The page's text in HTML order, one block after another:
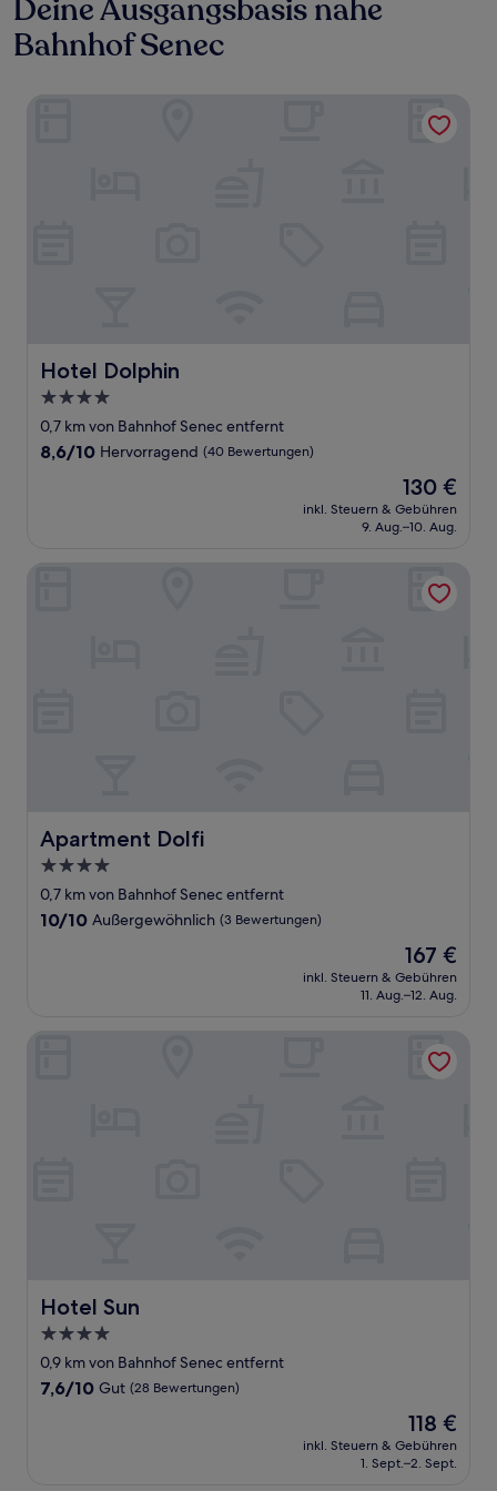
Deine Ausgangsbasis nahe
Bahnhof Senec
Hotel Dolphin
Hotel Dolphin
4.0-
Sterne-
Unterkunft
0,7 km von Bahnhof Senec entfernt
8.6
8,6/10 Hervorragend (40 Bewertungen)
Der
Preis
beträgt
130 €
inkl. Steuern & Gebühren
9. Aug.–10. Aug.
Apartment Dolfi
Apartment Dolfi
4.0-
Sterne-
Unterkunft
0,7 km von Bahnhof Senec entfernt
10.0
10/10 Außergewöhnlich (3 Bewertungen)
Der
Preis
beträgt
167 €
inkl. Steuern & Gebühren
11. Aug.–12. Aug.
Hotel Sun
Hotel Sun
4.0-
Sterne-
Unterkunft
0,9 km von Bahnhof Senec entfernt
7.6
7,6/10 Gut (28 Bewertungen)
Der
Preis
beträgt
118 €
inkl. Steuern & Gebühren
1. Sept.–2. Sept.